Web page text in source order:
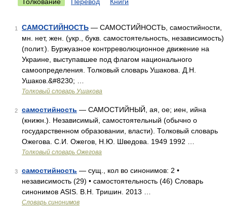
1 САМОСТИЙНОСТЬ — САМОСТИЙНОСТЬ, самостийности,
мн. нет, жен. (укр., букв. самостоятельность, независимость)
(полит.). Буржуазное контрреволюционное движение на
Украине, выступавшее под флагом национального
самоопределения. Толковый словарь Ушакова. Д.Н.
Ушаков.&#8230; …
Толковый словарь Ушакова
2 самостийность — САМОСТИЙНЫЙ, ая, ое; иен, ийна
(книжн.). Независимый, самостоятельный (обычно о
государственном образовании, власти). Толковый словарь
Ожегова. С.И. Ожегов, Н.Ю. Шведова. 1949 1992 …
Толковый словарь Ожегова
3 самостийность — сущ., кол во синонимов: 2 •
независимость (29) • самостоятельность (46) Словарь
синонимов ASIS. В.Н. Тришин. 2013 …
Словарь синонимов